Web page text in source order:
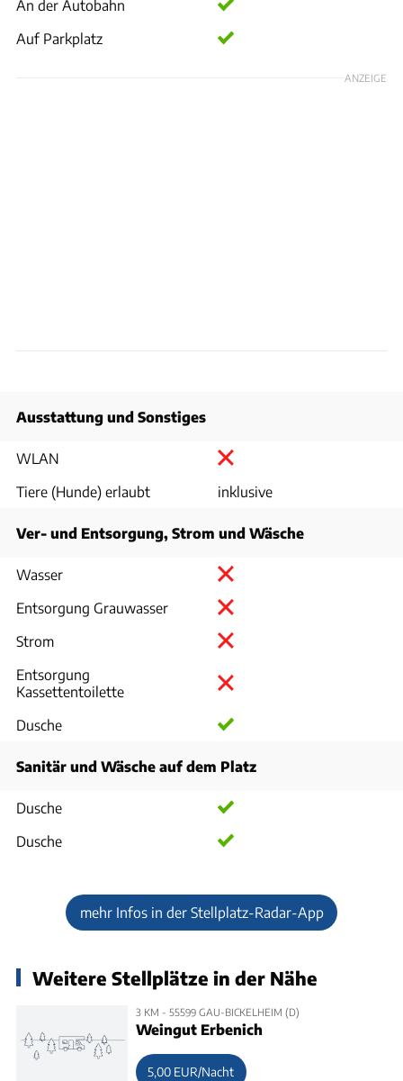
An der Autobahn
Auf Parkplatz
ANZEIGE
Ausstattung und Sonstiges
WLAN
Tiere (Hunde) erlaubt
inklusive
Ver- und Entsorgung, Strom und Wäsche
Wasser
Entsorgung Grauwasser
Strom
Entsorgung
Kassettentoilette
Dusche
Sanitär und Wäsche auf dem Platz
Dusche
Dusche
mehr Infos in der Stellplatz-Radar-App
Weitere Stellplätze in der Nähe
3 KM - 55599 GAU-BICKELHEIM (D)
Weingut Erbenich
5,00 EUR/Nacht